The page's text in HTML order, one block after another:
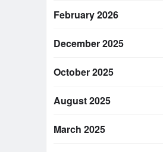
February 2026
December 2025
October 2025
August 2025
March 2025